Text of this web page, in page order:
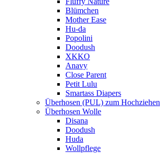
Blümchen
Mother Ease
Hu-da
Popolini
Doodush
XKKO
Anavy
Close Parent
Petit Lulu
Smartass Diapers
Überhosen (PUL) zum Hochziehen
Überhosen Wolle
Disana
Doodush
Huda
Wollpflege